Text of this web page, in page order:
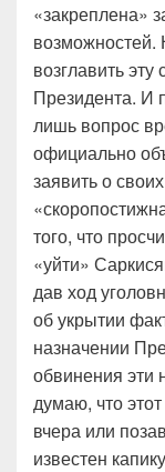
«закреплена»
возглавить
Президента. И
лишь вопрос
официально
заявить о
того, что
«уйти»
дав ход
об укрытии
назначении
обвинения эти
думаю, что
вчера или
известен